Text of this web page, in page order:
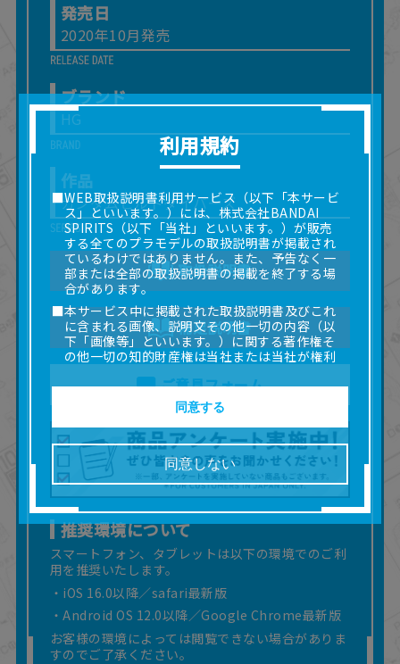
発売日
2020年10月発売
ブランド
HG
作品
ガンダムビルドダイバーズ
取扱説明書
補足説明書
ご意見フォーム
推奨環境について
スマートフォン、タブレットは以下の環境でのご利
用を推奨いたします。
・iOS 16.0以降／safari最新版
・Android OS 12.0以降／Google Chrome最新版
お客様の環境によっては閲覧できない場合がありま
すのでご了承ください。
利用規約
■WEB取扱説明書利用サービス（以下「本サービ
ス」といいます。）には、株式会社BANDAI
SPIRITS（以下「当社」といいます。）が販売
する全てのプラモデルの取扱説明書が掲載され
ているわけではありません。また、予告なく一
部または全部の取扱説明書の掲載を終了する場
合があります。
■本サービス中に掲載された取扱説明書及びこれ
に含まれる画像、説明文その他一切の内容（以
下「画像等」といいます。）に関する著作権そ
の他一切の知的財産権は当社または当社が権利
使用（本サービス内の意見投稿の目的での画像
等の利用を含みます。）を超えて使用（複製、
複写、改変、掲示、頒布、配信、販売、出版等
を含むがこれに限りません。）することは禁止
いたします。
■掲載している取扱説明書は、お客様が購入され
た商品に同梱されたものと異なる場合がありま
す。
■対象商品仕様の変更などにより、取扱説明書の
内容は予告なく変更される場合があります。
■当社は、取扱説明書の正確性確保に努めており
ますが、取扱説明書の完全性を保証するもので
はありません。
■お客様のご利用環境によっては、本サービスを
ご利用いただけない場合があります。
同意しない
同意する